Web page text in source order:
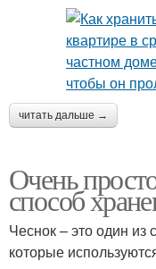
читать дальше →
Очень
способ
Чеснок – это один
которые